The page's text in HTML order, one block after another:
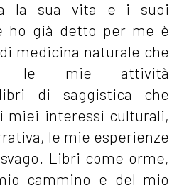
la sua vita e i suoi
ho già detto per me è
medicina naturale che
le mie attività
di saggistica che
miei interessi culturali,
le mie esperienze
Libri come orme,
cammino e del mio